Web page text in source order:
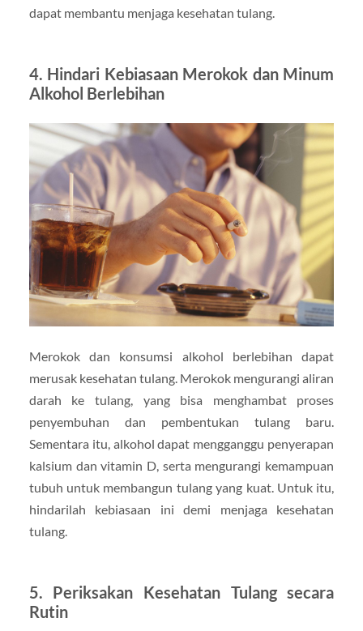
dapat membantu menjaga kesehatan tulang.
4. Hindari Kebiasaan Merokok dan Minum
Alkohol Berlebihan
Merokok dan konsumsi alkohol berlebihan dapat
merusak kesehatan tulang. Merokok mengurangi aliran
darah ke tulang, yang bisa menghambat proses
penyembuhan dan pembentukan tulang baru.
Sementara itu, alkohol dapat mengganggu penyerapan
kalsium dan vitamin D, serta mengurangi kemampuan
tubuh untuk membangun tulang yang kuat. Untuk itu,
hindarilah kebiasaan ini demi menjaga kesehatan
tulang.
5. Periksakan Kesehatan Tulang secara
Rutin